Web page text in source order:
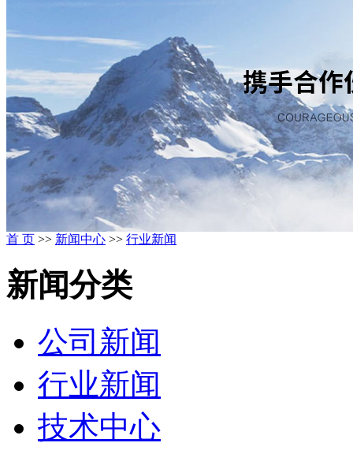
首 页 >> 新闻中心 >> 行业新闻
新闻分类
公司新闻
行业新闻
技术中心